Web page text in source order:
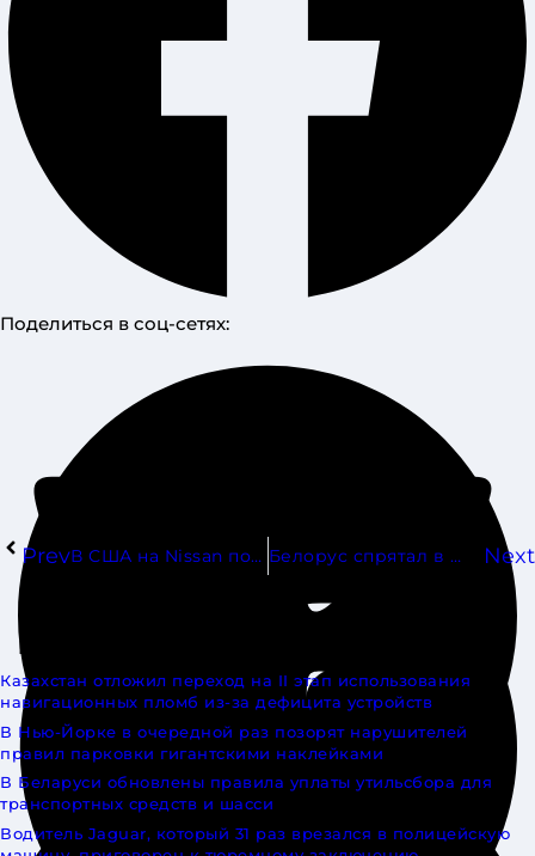
Поделиться в соц-сетях:
Prev В США на Nissan подали в суд из-за трескающихся задних стекол модели X-Trail Белорус спрятал в тайниках автомобиля 20 новых подшипников Next
ИНТЕРЕСНОЕ
Казахстан отложил переход на II этап использования
навигационных пломб из-за дефицита устройств
В Нью-Йорке в очередной раз позорят нарушителей
правил парковки гигантскими наклейками
В Беларуси обновлены правила уплаты утильсбора для
транспортных средств и шасси
Водитель Jaguar, который 31 раз врезался в полицейскую